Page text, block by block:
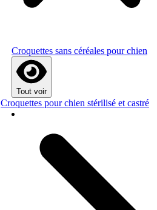
Croquettes sans céréales pour chien
Tout voir
Croquettes pour chien stérilisé et castré